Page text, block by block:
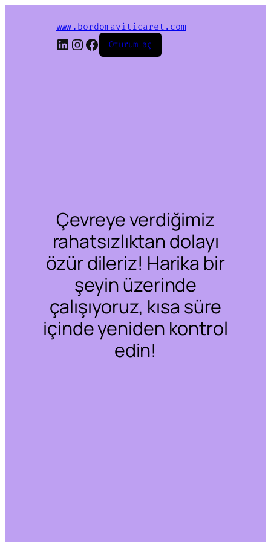
www.bordomaviticaret.com
LinkedIn
Instagram
Facebook
Oturum aç
Çevreye verdiğimiz
rahatsızlıktan dolayı
özür dileriz! Harika bir
şeyin üzerinde
çalışıyoruz, kısa süre
içinde yeniden kontrol
edin!